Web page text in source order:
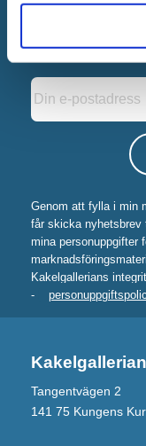
Nyheter
Genom att fylla i min
får skicka nyhetsbrev
mina personuppgifter
Kakelgallerians
-
Kakelgallerian
Tangentvägen 2
141 75 Kungens